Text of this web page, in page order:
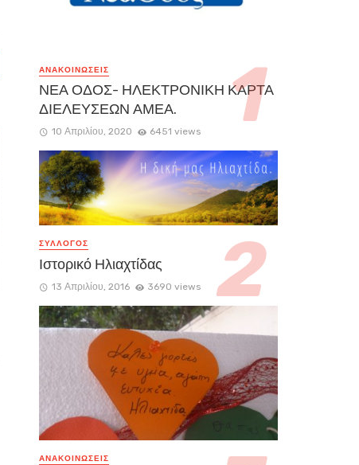
ΑΝΑΚΟΙΝΏΣΕΙΣ
ΝΕΑ ΟΔΟΣ- ΗΛΕΚΤΡΟΝΙΚΗ ΚΑΡΤΑ
ΔΙΕΛΕΥΣΕΩΝ ΑΜΕΑ.
10 Απριλίου, 2020 6451 views
ΣΥΛΛΟΓΟΣ
Ιστορικό Ηλιαχτίδας
13 Απριλίου, 2016 3690 views
ΑΝΑΚΟΙΝΏΣΕΙΣ